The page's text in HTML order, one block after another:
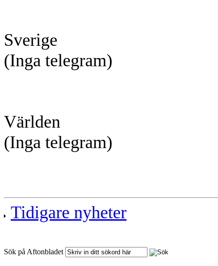
Sverige
(Inga telegram)
Världen
(Inga telegram)
Tidigare nyheter
Sök på Aftonbladet